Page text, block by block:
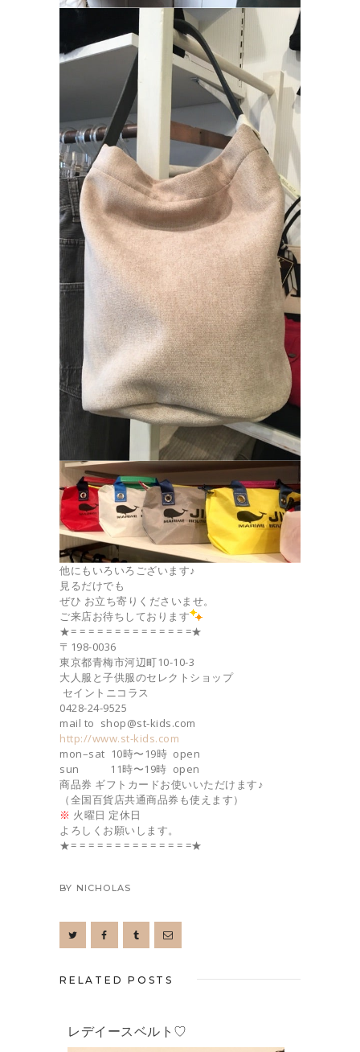
他にもいろいろございます♪
見るだけでも
ぜひ お立ち寄りくださいませ。
ご来店お待ちしております
★= = = = = = = = = = = = = =★
〒198-0036
東京都青梅市河辺町10-10-3
大人服と子供服のセレクトショップ
セイントニコラス
0428-24-9525
mail to shop@st-kids.com
http://www.st-kids.com
mon–sat 10時〜19時 open
sun 11時〜19時 open
商品券 ギフトカードお使いいただけます♪
（全国百貨店共通商品券も使えます）
※ 火曜日 定休日
よろしくお願いします。
★= = = = = = = = = = = = = =★
BY NICHOLAS
RELATED POSTS
レデイースベルト♡